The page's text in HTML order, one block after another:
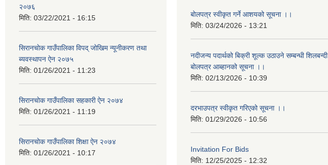
२०७६
मिति: 03/22/2021 - 16:15
सिरानचोक गाउँपालिका विपद् जोखिम न्यूनीकरण तथा
ब्यवस्थापन ऐन २०७५
मिति: 01/26/2021 - 11:23
सिरानचोक गाउँपालिका सहकारी ऐन २०७४
मिति: 01/26/2021 - 11:19
सिरानचोक गाउँपालिका शिक्षा ऐन २०७४
मिति: 01/26/2021 - 10:17
बोलपत्र स्वीकृत गर्ने आशयको सूचना ।।
मिति: 03/24/2026 - 13:21
नदीजन्य पदार्थको बिक्री शूल्क उठाउने सम्बन्धी शिलबन्दी
बोलपत्र आब्हानको सूचना ।।
मिति: 02/13/2026 - 10:39
दरभाउपत्र स्वीकृत गरिएको सूचना ।।
मिति: 01/29/2026 - 10:56
Invitation For Bids
मिति: 12/25/2025 - 12:32